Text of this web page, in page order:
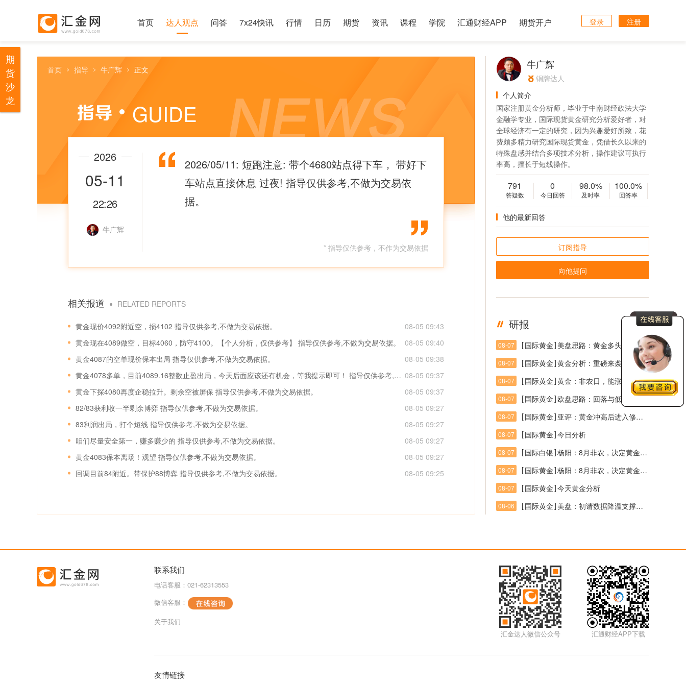
首页 达人观点 问答 7x24快讯 行情 日历 期货 资讯 课程 学院 汇通财经APP 期货开户 登录 注册
首页 指导 牛广辉 正文
GUIDE
2026
05-11
22:26
牛广辉
2026/05/11: 短跑注意: 带个4680站点得下车， 带好下
车站点直接休息 过夜! 指导仅供参考,不做为交易依
据。
* 指导仅供参考，不作为交易依据
相关报道 RELATED REPORTS
黄金现价4092附近空，损4102 指导仅供参考,不做为交易依据。
08-05 09:43
黄金现在4089做空，目标4060，防守4100。【个人分析，仅供参考】 指导仅供参考,不做为交易依据。
08-05 09:40
黄金4087的空单现价保本出局 指导仅供参考,不做为交易依据。
08-05 09:38
黄金4078多单，目前4089.16整数止盈出局，今天后面应该还有机会，等我提示即可！ 指导仅供参考,不做为交易依据。 08-05 09:37
黄金下探4080再度企稳拉升。剩余空被屏保 指导仅供参考,不做为交易依据。
08-05 09:37
82/83获利收一半剩余博弈 指导仅供参考,不做为交易依据。
08-05 09:27
83利润出局，打个短线 指导仅供参考,不做为交易依据。
08-05 09:27
咱们尽量安全第一，赚多赚少的 指导仅供参考,不做为交易依据。
08-05 09:27
黄金4083保本离场！观望 指导仅供参考,不做为交易依据。
08-05 09:27
回调目前84附近。带保护88博弈 指导仅供参考,不做为交易依据。
08-05 09:25
牛广辉
铜牌达人
个人简介
国家注册黄金分析师，毕业于中南财经政法大学
金融学专业，国际现货黄金研究分析爱好者，对
全球经济有一定的研究，因为兴趣爱好所致，花
费颇多精力研究国际现货黄金，凭借长久以来的
特殊盘感并结合多项技术分析，操作建议可执行
率高，擅长于短线操作。
791
答疑数
0
今日回答
98.0%
及时率
100.0%
回答率
他的最新回答
订阅指导
向他提问
研报 更多
08-07 [国际黄金] 美盘思路：黄金多头延续，突破后关注回踩
08-07 [国际黄金]黄金分析：重磅来袭，决战非农之巅
08-07 [国际黄金]黄金：非农日，能涨否？
08-07 [国际黄金]欧盘思路：回落与低多机会均可期待，震荡区间4320-4245
08-07 [国际黄金] 亚评：黄金冲高后进入修正，关注4300压力与4220支撑
08-07 [国际黄金]今日分析
08-07 [国际白银]杨阳：8月非农，决定黄金多头后续走势！
08-07 [国际黄金]杨阳：8月非农，决定黄金多头后续走势！
08-07 [国际黄金]今天黄金分析
08-06 [国际黄金] 美盘：初请数据降温支撑美元，黄金晚间关注4200支撑
联系我们
电话客服：021-62313553
微信客服：
关于我们
汇通财经APP下载
汇金达人微信公众号
友情链接
期
货
沙
龙